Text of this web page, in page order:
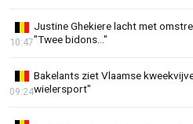
Justine Ghekiere lacht met
"Twee bidons..."
10:47
Bakelants ziet Vlaamse
wielersport"
09:24